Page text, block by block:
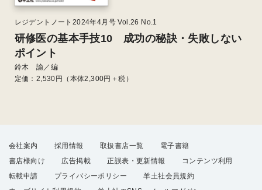
レジデントノート2024年4月号 Vol.26 No.1
研修医の基本手技10 成功の秘訣・失敗しない
ポイント
鈴木 諭／編
定価： 2,530円（本体2,300円＋税）
会社案内 採用情報 取扱書店一覧
電子書籍
書店様向け
広告掲載 正誤表・更新情報
コンテンツ利用
転載申請
プライバシーポリシー
羊土社会員規約